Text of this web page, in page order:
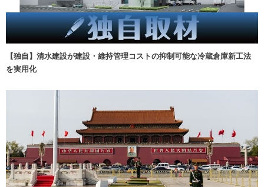
【独自】清水建設が建設・維持管理コストの抑制可能な冷蔵倉庫新工法
を実用化